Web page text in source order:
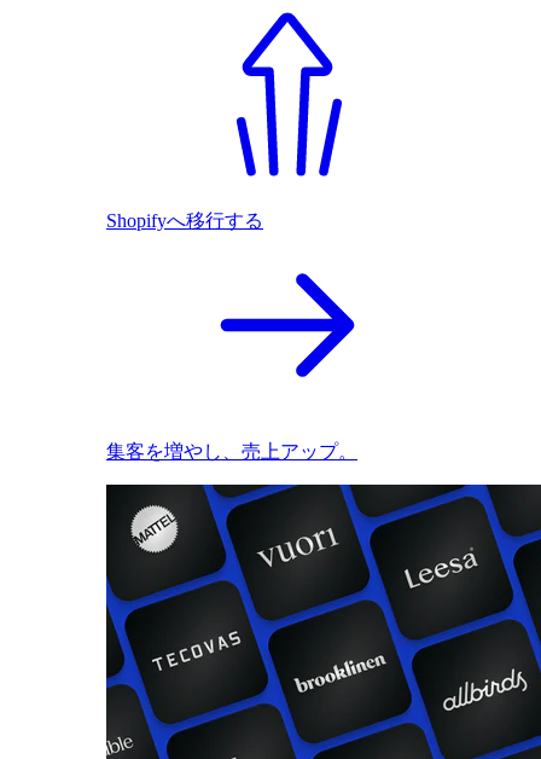
Shopifyへ移行する
集客を増やし、売上アップ。